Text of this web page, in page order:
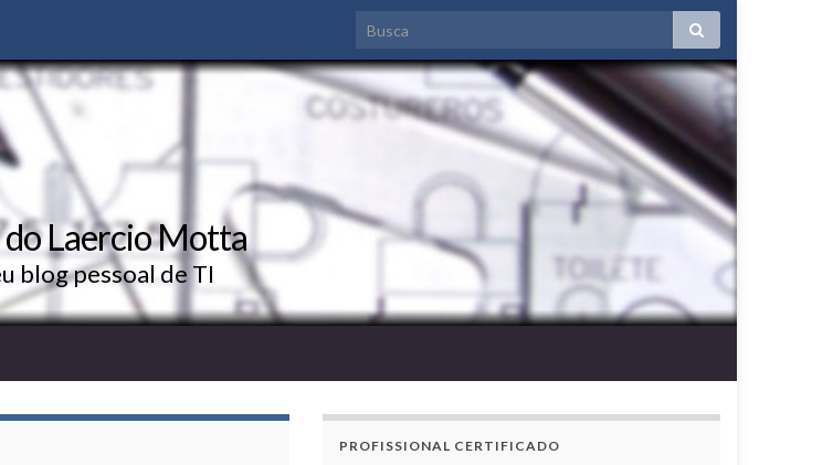
Laercio Motta
blog pessoal de TI
PROFISSIONAL CERTIFICADO